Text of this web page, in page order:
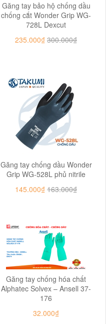
Găng tay bảo hộ chống dầu
chống cắt Wonder Grip WG-
728L Dexcut
235.000₫ 300.000₫
Găng tay chống dầu Wonder
Grip WG-528L phủ nitrile
145.000₫ 163.000₫
Găng tay chống hóa chất
Alphatec Solvex – Ansell 37-
176
32.000₫